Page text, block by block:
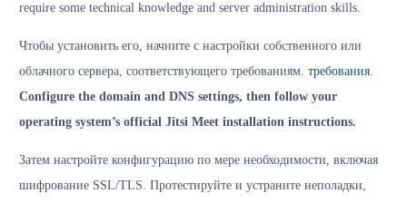
require some technical knowledge and server administration skills.
Чтобы установить его, начните с настройки собственного или
облачного сервера, соответствующего требованиям. требования.
Configure the domain and DNS settings, then follow your
operating system’s official Jitsi Meet installation instructions.
Затем настройте конфигурацию по мере необходимости, включая
шифрование SSL/TLS. Протестируйте и устраните неполадки,